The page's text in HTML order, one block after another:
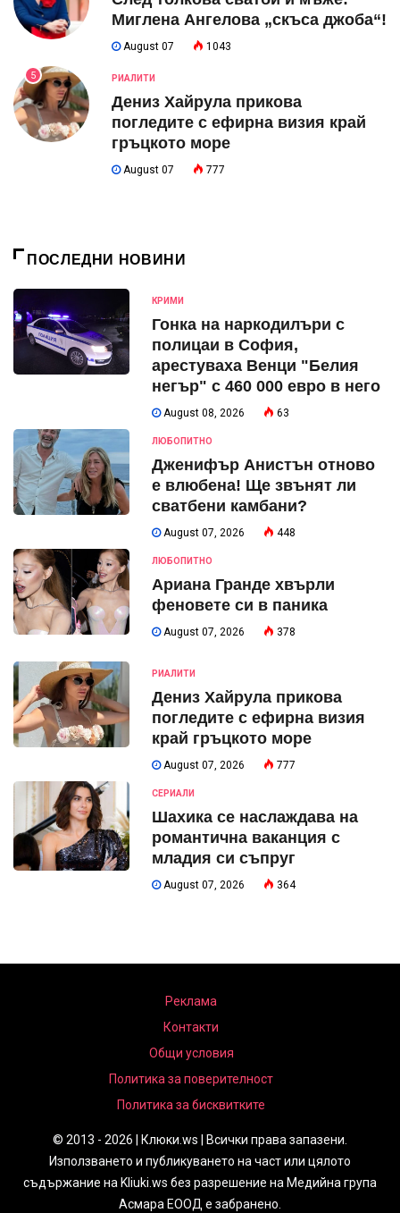
Миглена Ангелова „скъса джоба“!
August 07 1043
5 РИАЛИТИ
Дениз Хайрула прикова
погледите с ефирна визия край
гръцкото море
August 07 777
ПОСЛЕДНИ НОВИНИ
КРИМИ
Гонка на наркодилъри с
полицаи в София,
арестуваха Венци "Белия
негър" с 460 000 евро в него
August 08, 2026 63
ЛЮБОПИТНО
Дженифър Анистън отново
е влюбена! Ще звънят ли
сватбени камбани?
August 07, 2026 448
ЛЮБОПИТНО
Ариана Гранде хвърли
феновете си в паника
August 07, 2026 378
РИАЛИТИ
Дениз Хайрула прикова
погледите с ефирна визия
край гръцкото море
August 07, 2026 777
СЕРИАЛИ
Шахика се наслаждава на
романтична ваканция с
младия си съпруг
August 07, 2026 364
Реклама
Контакти
Общи условия
Политика за поверителност
Политика за бисквитките
© 2013 - 2026 | Клюки.ws | Всички права запазени.
Използването и публикуването на част или цялото
съдържание на Kliuki.ws без разрешение на Медийна група
Асмара ЕООД е забранено.